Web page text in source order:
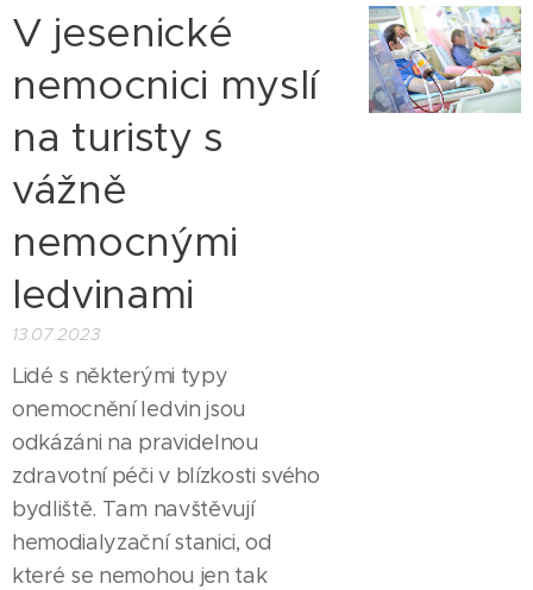
V jesenické
nemocnici myslí
na turisty s
vážně
nemocnými
ledvinami
13.07.2023
Lidé s některými typy
onemocnění ledvin jsou
odkázáni na pravidelnou
zdravotní péči v blízkosti svého
bydliště. Tam navštěvují
hemodialyzační stanici, od
které se nemohou jen tak